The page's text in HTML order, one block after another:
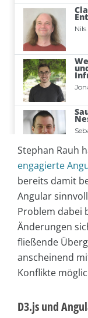
Stephan Rauh
engagierte
bereits damit
Angular
Problem dabei
Änderungen
fließende
anscheinend
Konflikte
D3.js und